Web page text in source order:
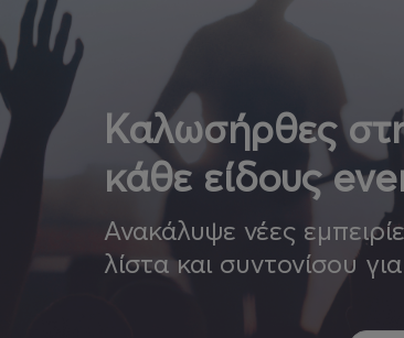
Καλωσήρθες
κάθε είδους
Ανακάλυψε νέες
λίστα και συντονίσου